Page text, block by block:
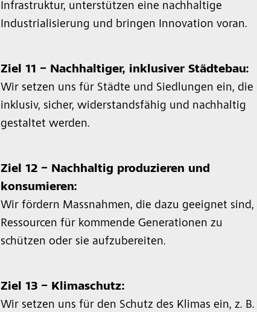
Infrastruktur, unterstützen eine nachhaltige
Industrialisierung und bringen Innovation voran.
Ziel 11 – Nachhaltiger, inklusiver Städtebau:
Wir setzen uns für Städte und Siedlungen ein, die
inklusiv, sicher, widerstandsfähig und nachhaltig
gestaltet werden.
Ziel 12 – Nachhaltig produzieren und
konsumieren:
Wir fördern Massnahmen, die dazu geeignet sind,
Ressourcen für kommende Generationen zu
schützen oder sie aufzubereiten.
Ziel 13 – Klimaschutz:
Wir setzen uns für den Schutz des Klimas ein, z. B.